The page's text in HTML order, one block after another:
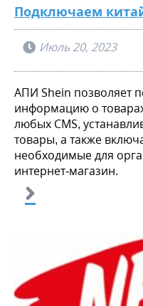
Подключаем
Июль 20, 2023
АПИ Shein позволяет
информацию о
любых CMS,
товары, а также
необходимые для
интернет-магазин.